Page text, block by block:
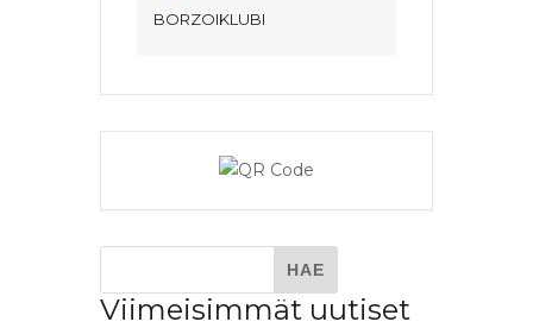
BORZOIKLUBI
Viimeisimmät uutiset